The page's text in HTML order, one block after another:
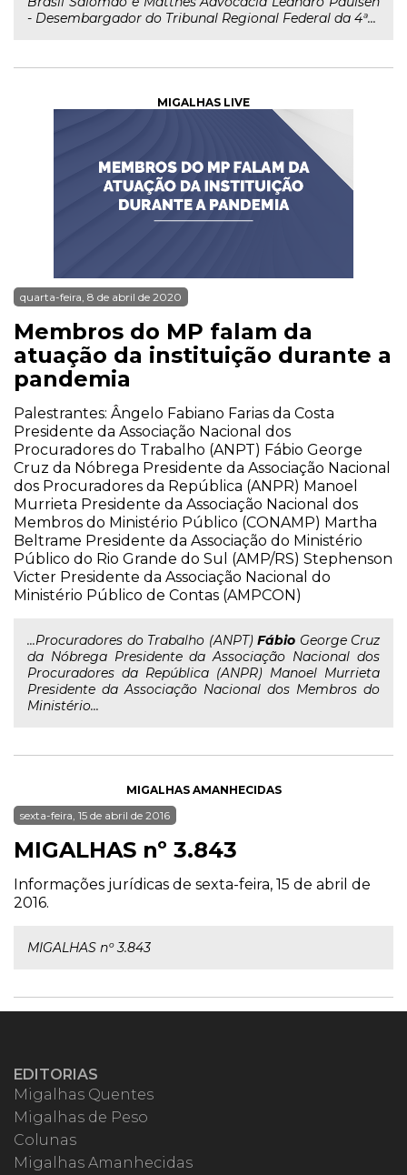
- Desembargador do Tribunal Regional Federal da 4ª...
MIGALHAS LIVE
quarta-feira, 8 de abril de 2020
Membros do MP falam da
atuação da instituição durante a
pandemia
Palestrantes: Ângelo Fabiano Farias da Costa
Presidente da Associação Nacional dos
Procuradores do Trabalho (ANPT) Fábio George
Cruz da Nóbrega Presidente da Associação Nacional
dos Procuradores da República (ANPR) Manoel
Murrieta Presidente da Associação Nacional dos
Membros do Ministério Público (CONAMP) Martha
Beltrame Presidente da Associação do Ministério
Público do Rio Grande do Sul (AMP/RS) Stephenson
Victer Presidente da Associação Nacional do
Ministério Público de Contas (AMPCON)
...Procuradores do Trabalho (ANPT) Fábio George Cruz
da Nóbrega Presidente da Associação Nacional dos
Procuradores da República (ANPR) Manoel Murrieta
Presidente da Associação Nacional dos Membros do
Ministério...
MIGALHAS AMANHECIDAS
sexta-feira, 15 de abril de 2016
MIGALHAS nº 3.843
Informações jurídicas de sexta-feira, 15 de abril de
2016.
MIGALHAS nº 3.843
EDITORIAS
Migalhas Quentes
Migalhas de Peso
Colunas
Migalhas Amanhecidas